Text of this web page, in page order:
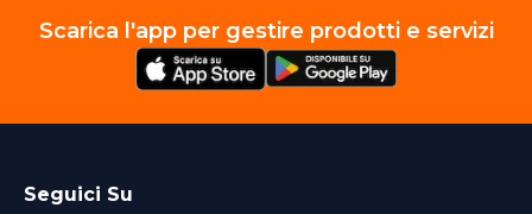
Scarica l'app per gestire prodotti e servizi
Seguici Su